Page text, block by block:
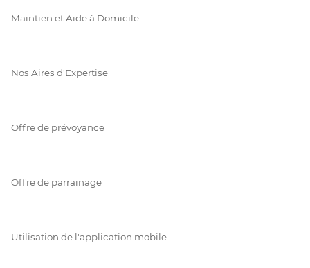
Maintien et Aide à Domicile
Nos Aires d'Expertise
Offre de prévoyance
Offre de parrainage
Utilisation de l'application mobile